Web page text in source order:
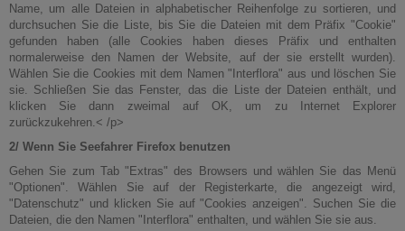
Name, um alle Dateien in alphabetischer Reihenfolge zu sortieren, und
durchsuchen Sie die Liste, bis Sie die Dateien mit dem Präfix "Cookie"
gefunden haben (alle Cookies haben dieses Präfix und enthalten
normalerweise den Namen der Website, auf der sie erstellt wurden).
Wählen Sie die Cookies mit dem Namen "Interflora" aus und löschen Sie
sie. Schließen Sie das Fenster, das die Liste der Dateien enthält, und
klicken Sie dann zweimal auf OK, um zu Internet Explorer
zurückzukehren.< /p>
2/ Wenn Sie Seefahrer Firefox benutzen
Gehen Sie zum Tab "Extras" des Browsers und wählen Sie das Menü
"Optionen". Wählen Sie auf der Registerkarte, die angezeigt wird,
"Datenschutz" und klicken Sie auf "Cookies anzeigen". Suchen Sie die
Dateien, die den Namen "Interflora" enthalten, und wählen Sie sie aus.